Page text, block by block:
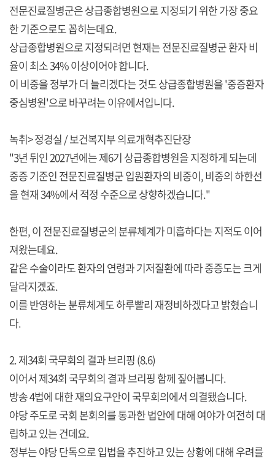
전문진료질병군은 상급종합병원으로 지정되기 위한 가장 중요
한 기준으로도 꼽히는데요.
상급종합병원으로 지정되려면 현재는 전문진료질병군 환자 비
율이 최소 34% 이상이어야 합니다.
이 비중을 정부가 더 늘리겠다는 것도 상급종합병원을 '중증환자
중심병원'으로 바꾸려는 이유에서입니다.
녹취> 정경실 / 보건복지부 의료개혁추진단장
"3년 뒤인 2027년에는 제6기 상급종합병원을 지정하게 되는데
중증 기준인 전문진료질병군 입원환자의 비중이, 비중의 하한선
을 현재 34%에서 적정 수준으로 상향하겠습니다."
한편, 이 전문진료질병군의 분류체계가 미흡하다는 지적도 이어
져왔는데요.
같은 수술이라도 환자의 연령과 기저질환에 따라 중증도는 크게
달라지겠죠.
이를 반영하는 분류체계도 하루빨리 재정비하겠다고 밝혔습니
다.
2. 제34회 국무회의 결과 브리핑 (8.6)
이어서 제34회 국무회의 결과 브리핑 함께 짚어봅니다.
방송 4법에 대한 재의요구안이 국무회의에서 의결됐습니다.
야당 주도로 국회 본회의를 통과한 법안에 대해 여야가 여전히 대
립하고 있는 건데요.
정부는 야당 단독으로 입법을 추진하고 있는 상황에 대해 우려를